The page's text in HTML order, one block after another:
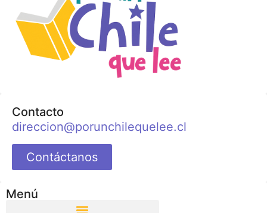
Contacto
direccion@porunchilequelee.cl
Contáctanos
Menú